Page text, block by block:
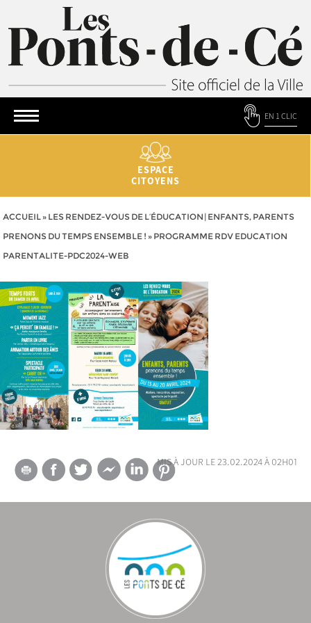
EN 1 CLIC
ESPACE
CITOYENS
ACCUEIL» LES RENDEZ-VOUS DE L’ÉDUCATION | ENFANTS, PARENTS
PRENONS DU TEMPS ENSEMBLE ! » PROGRAMME RDV EDUCATION
PARENTALITE-PDC2024-WEB
mis à jour le 23.02.2024 à 02h01